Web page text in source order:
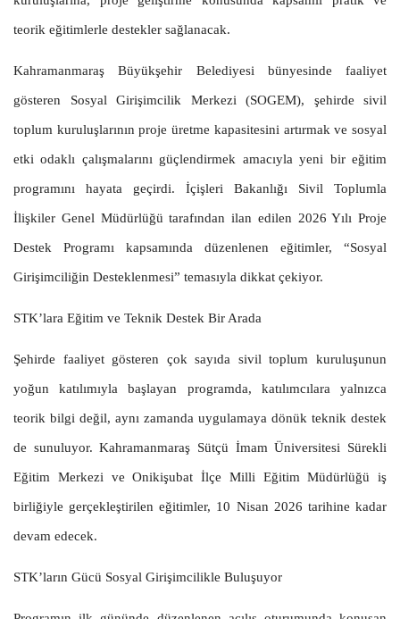
teorik eğitimlerle destekler sağlanacak.
Kahramanmaraş Büyükşehir Belediyesi bünyesinde faaliyet
gösteren Sosyal Girişimcilik Merkezi (SOGEM), şehirde sivil
toplum kuruluşlarının proje üretme kapasitesini artırmak ve sosyal
etki odaklı çalışmalarını güçlendirmek amacıyla yeni bir eğitim
programını hayata geçirdi. İçişleri Bakanlığı Sivil Toplumla
İlişkiler Genel Müdürlüğü tarafından ilan edilen 2026 Yılı Proje
Destek Programı kapsamında düzenlenen eğitimler, “Sosyal
Girişimciliğin Desteklenmesi” temasıyla dikkat çekiyor.
STK’lara Eğitim ve Teknik Destek Bir Arada
Şehirde faaliyet gösteren çok sayıda sivil toplum kuruluşunun
yoğun katılımıyla başlayan programda, katılımcılara yalnızca
teorik bilgi değil, aynı zamanda uygulamaya dönük teknik destek
de sunuluyor. Kahramanmaraş Sütçü İmam Üniversitesi Sürekli
Eğitim Merkezi ve Onikişubat İlçe Milli Eğitim Müdürlüğü iş
birliğiyle gerçekleştirilen eğitimler, 10 Nisan 2026 tarihine kadar
devam edecek.
STK’ların Gücü Sosyal Girişimcilikle Buluşuyor